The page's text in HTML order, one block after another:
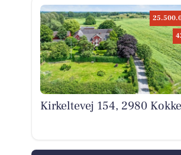
Kirkeltevej 154, 2980